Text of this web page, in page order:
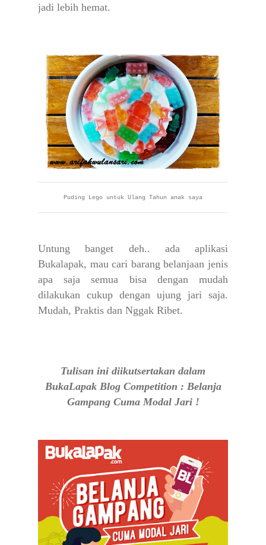
jadi lebih hemat.
Puding Lego untuk Ulang Tahun anak saya
Untung banget deh.. ada aplikasi
Bukalapak, mau cari barang belanjaan jenis
apa saja semua bisa dengan mudah
dilakukan cukup dengan ujung jari saja.
Mudah, Praktis dan Nggak Ribet.
Tulisan ini diikutsertakan dalam
BukaLapak Blog Competition : Belanja
Gampang Cuma Modal Jari !